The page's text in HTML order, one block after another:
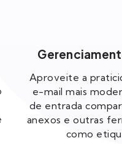
Aproveite a
e-mail mais
de entrada
anexos e outras
como